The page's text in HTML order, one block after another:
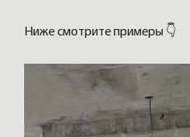
Ниже смотрите примеры 👇